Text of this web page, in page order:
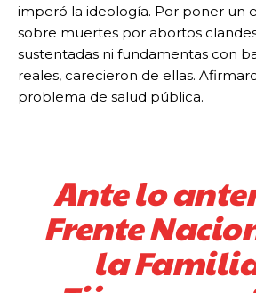
imperó la ideología. Por poner un
sobre muertes por abortos
sustentadas ni fundamentas con
reales, carecieron de ellas.
problema de salud pública.
Ante lo
Frente
la